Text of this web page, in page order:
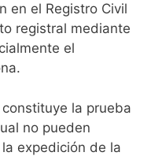
en el Registro Civil
registral mediante
el
la prueba
no pueden
expedición de la